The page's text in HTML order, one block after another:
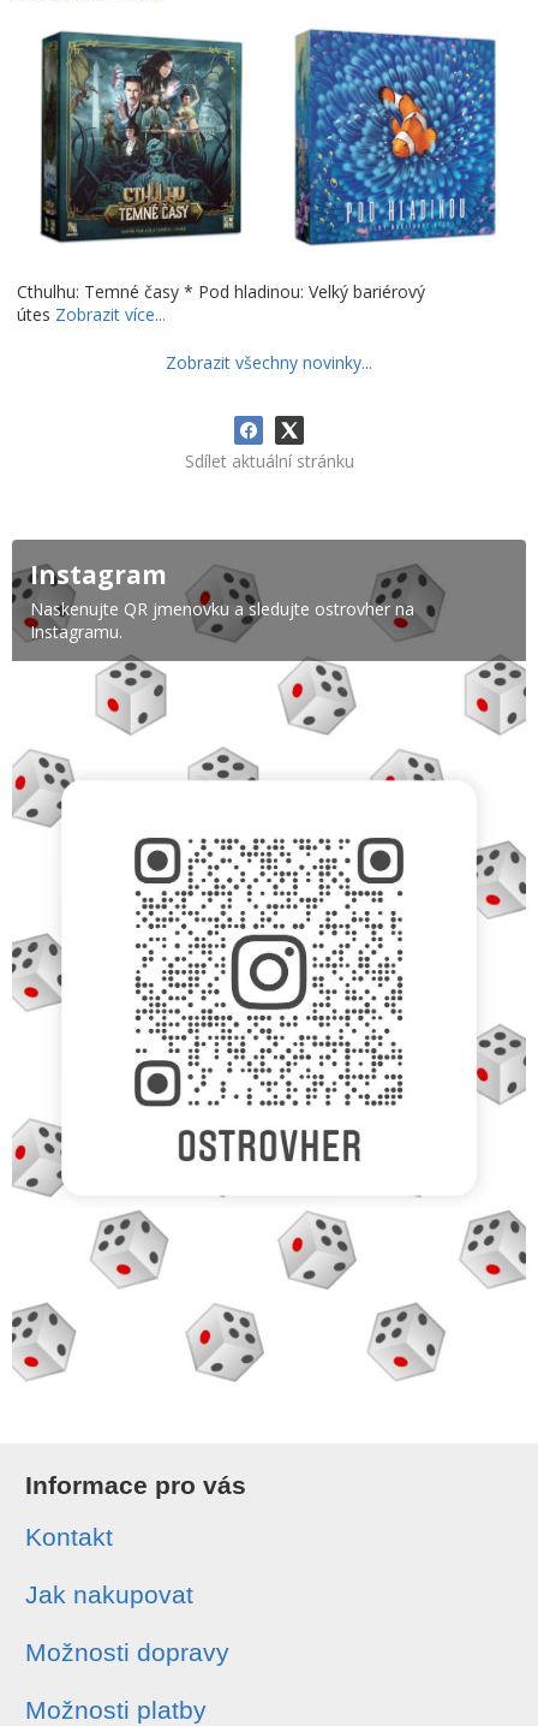
Cthulhu: Temné časy * Pod hladinou: Velký bariérový
útes Zobrazit více...
Zobrazit všechny novinky...
Sdílet aktuální stránku
Instagram
Naskenujte QR jmenovku a sledujte ostrovher na
Instagramu.
Informace pro vás
Kontakt
Jak nakupovat
Možnosti dopravy
Možnosti platby